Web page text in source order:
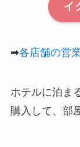
イ
➡各店舗の営
ホテルに泊ま
購入して、部